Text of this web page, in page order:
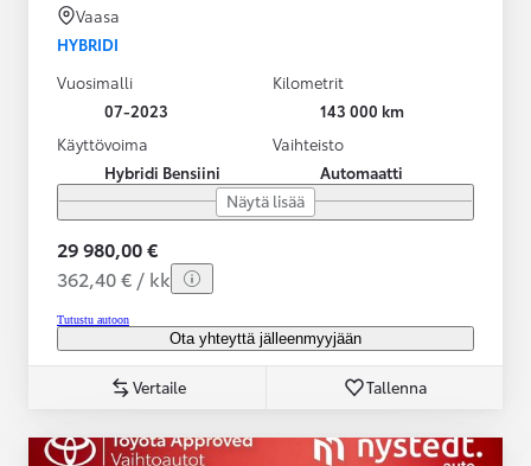
Vaasa
HYBRIDI
Vuosimalli
07-2023
Kilometrit
143 000 km
Käyttövoima
Hybridi Bensiini
Vaihteisto
Automaatti
Näytä lisää
29 980,00 €
362,40 € / kk
Tutustu autoon
Ota yhteyttä jälleenmyyjään
Vertaile Tallenna